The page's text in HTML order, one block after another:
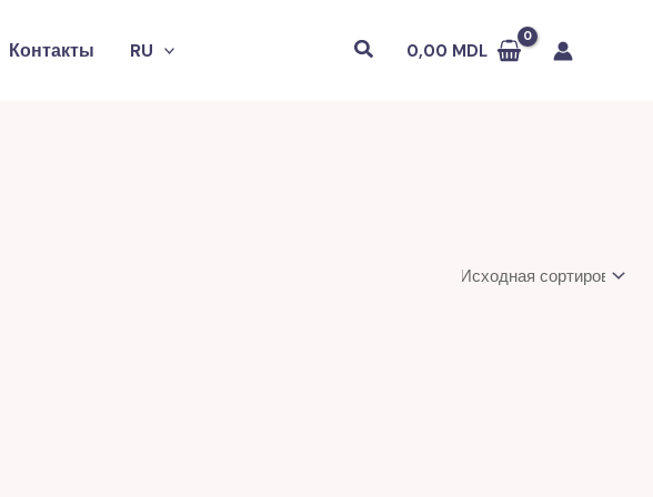
Контакты RU Поиск0,00 MDL